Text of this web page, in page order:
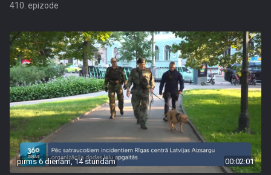
410. epizode
pirms 6 dienām, 14 stundām 00:02:01